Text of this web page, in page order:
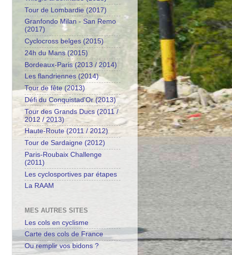
Tour de Lombardie (2017)
Granfondo Milan - San Remo
(2017)
Cyclocross belges (2015)
24h du Mans (2015)
Bordeaux-Paris (2013 / 2014)
Les flandriennes (2014)
Tour de fête (2013)
Défi du Conquistad'Or (2013)
Tour des Grands Ducs (2011 /
2012 / 2013)
Haute-Route (2011 / 2012)
Tour de Sardaigne (2012)
Paris-Roubaix Challenge
(2011)
Les cyclosportives par étapes
La RAAM
MES AUTRES SITES
Les cols en cyclisme
Carte des cols de France
Ou remplir vos bidons ?